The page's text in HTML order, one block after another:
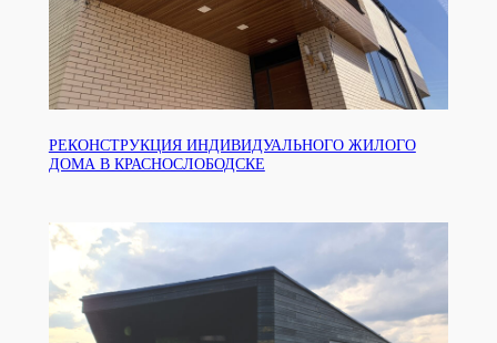
РЕКОНСТРУКЦИЯ ИНДИВИДУАЛЬНОГО ЖИЛОГО
ДОМА В КРАСНОСЛОБОДСКЕ